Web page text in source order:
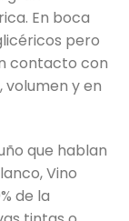
En boca
pero
contacto con
volumen y en
que hablan
Vino
de la